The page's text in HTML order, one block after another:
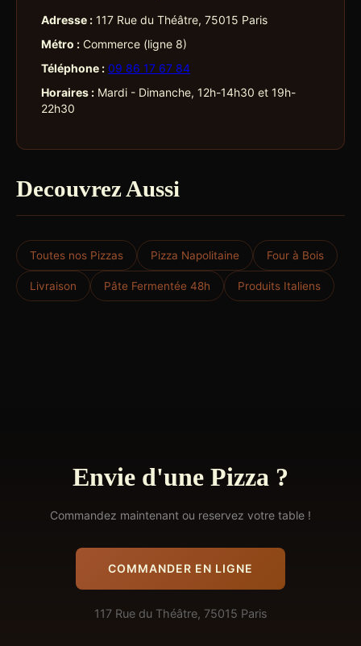
Adresse : 117 Rue du Théâtre, 75015 Paris
Métro : Commerce (ligne 8)
Téléphone : 09 86 17 67 84
Horaires : Mardi - Dimanche, 12h-14h30 et 19h-
22h30
Decouvrez Aussi
Toutes nos Pizzas Pizza Napolitaine Four à Bois
Livraison Pâte Fermentée 48h Produits Italiens
Envie d'une Pizza ?
Commandez maintenant ou reservez votre table !
COMMANDER EN LIGNE
117 Rue du Théâtre, 75015 Paris